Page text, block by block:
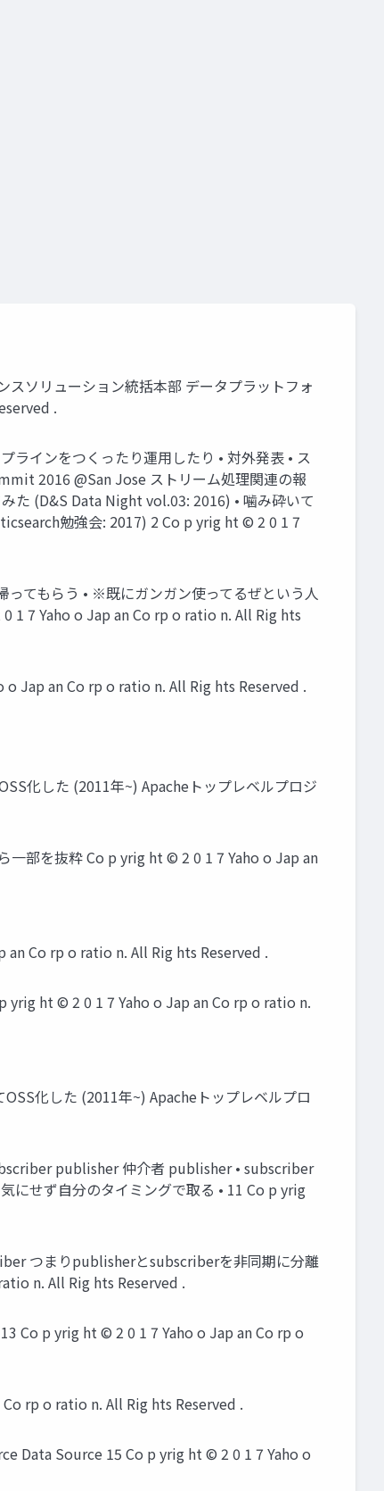
スソリューション統括本部 データプラットフォ
.
ラインをつくったり運用したり • 対外発表 • ス
2016 @San Jose ストリーム処理関連の報
た (D&S Data Night vol.03: 2016) • 噛み砕いて
勉強会: 2017) 2 Co p yrig ht © 2 0 1 7
ってもらう • ※既にガンガン使ってるぜという人
1 7 Yaho o Jap an Co rp o ratio n. All Rig hts
o Jap an Co rp o ratio n. All Rig hts Reserved .
化した (2011年~) Apacheトップレベルプロジ
部を抜粋 Co p yrig ht © 2 0 1 7 Yaho o Jap an
Co rp o ratio n. All Rig hts Reserved .
yrig ht © 2 0 1 7 Yaho o Jap an Co rp o ratio n.
化した (2011年~) Apacheトップレベルプロ
publisher 仲介者 publisher • subscriber
せず自分のタイミングで取る • 11 Co p yrig
つまりpublisherとsubscriberを非同期に分離
n. All Rig hts Reserved .
Co p yrig ht © 2 0 1 7 Yaho o Jap an Co rp o
rp o ratio n. All Rig hts Reserved .
Data Source 15 Co p yrig ht © 2 0 1 7 Yaho o